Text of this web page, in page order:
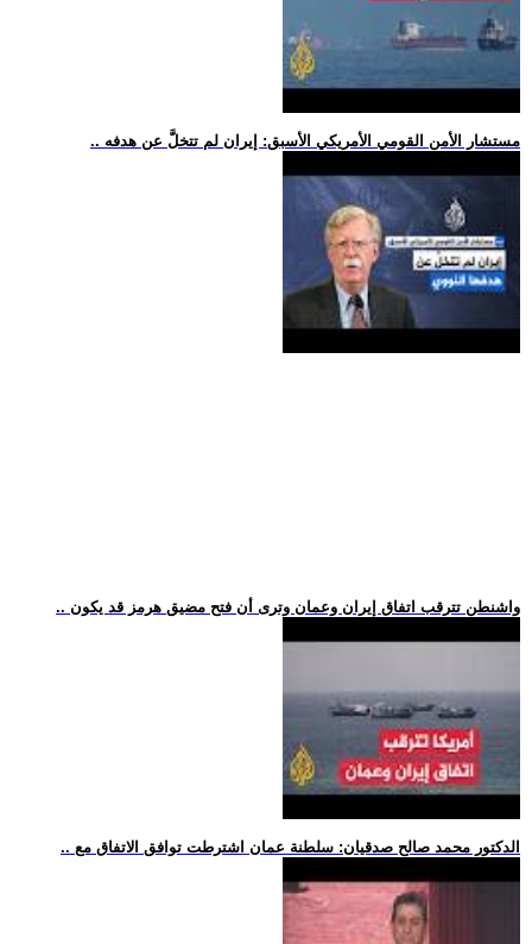
.. مستشار الأمن القومي الأمريكي الأسبق: إيران لم تتخلَّ عن هدفه
.. واشنطن تترقب اتفاق إيران وعمان وترى أن فتح مضيق هرمز قد يكون
.. الدكتور محمد صالح صدقيان: سلطنة عمان اشترطت توافق الاتفاق مع